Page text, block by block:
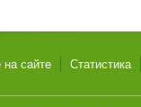
на сайте Статистика